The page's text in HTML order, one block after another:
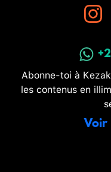
Abonne-toi à
les contenus en
Voir